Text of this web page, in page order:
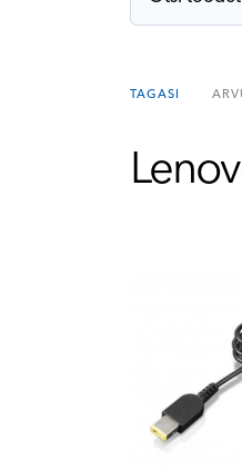
TAGASI